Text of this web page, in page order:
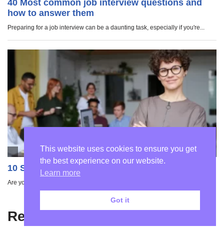
Recent Posts
This website uses cookies to ensure you get
the best experience on our website.
Learn more
Got it